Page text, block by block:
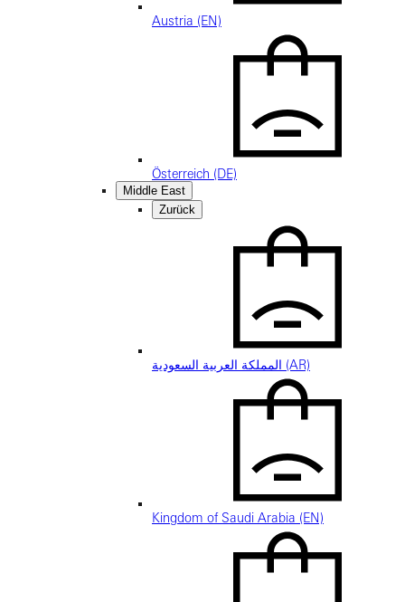
Austria (EN)
Österreich (DE)
Middle East
Zurück
المملكة العربية السعودية (AR)
Kingdom of Saudi Arabia (EN)